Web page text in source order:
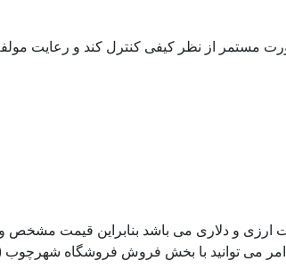
امر می توانید با بخش فروش فروشگاه